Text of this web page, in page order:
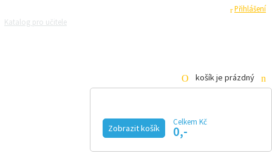
Přihlášení
Katalog pro učitele
košík je prázdný
Zobrazit košík
Celkem Kč
0,-
GEOGRAF